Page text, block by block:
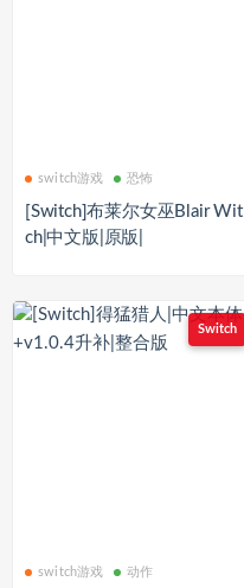
switch游戏 恐怖
[Switch]布莱尔女巫Blair Wit
ch|中文版|原版|
Switch
switch游戏 动作